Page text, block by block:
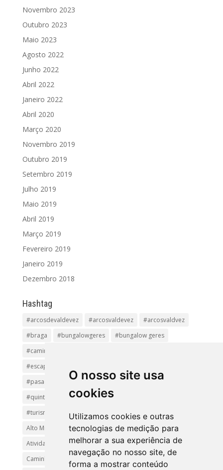
O nosso site usa
cookies
Utilizamos cookies e outras
tecnologias de medição para
melhorar a sua experiência de
navegação no nosso site, de
forma a mostrar conteúdo
Novembro 2023
Outubro 2023
Maio 2023
Agosto 2022
Junho 2022
Abril 2022
Janeiro 2022
Abril 2020
Março 2020
Novembro 2019
Outubro 2019
Setembro 2019
Julho 2019
Maio 2019
Abril 2019
Março 2019
Fevereiro 2019
Janeiro 2019
Dezembro 2018
Hashtag
#arcosdevaldevez #arcosvaldevez
#arcosvaldvez
#braga
#bungalowgeres
#bungalow geres
#caminhadas
#escapadinha
#pasadiços
#passadiçosdovez
#penedageres
#quintalamosa
#religião
#turismoreligioso
#turismorural
#vianadocastelo
Alto Minho
Arcos de Valdevez.
Arcos Valdevez
Atividades e Passeios
aventura
Caminhadas e Passeio
Caminho de Santiago
Caminho Minhoto Ribeiro